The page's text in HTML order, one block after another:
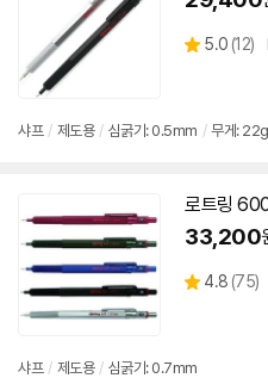
별
5.0 (상
뷰
12)
샤프 / 제도용 / 심굵기: 0.5mm / 무게: 22g
로트링
33,200
별
4.8 (상
75)
샤프 / 제도용 / 심굵기: 0.7mm